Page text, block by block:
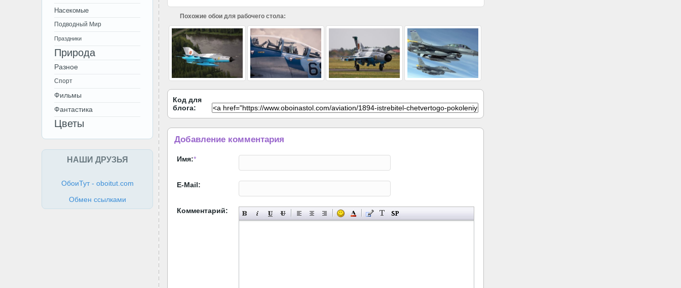
Похожие обои для рабочего стола:
Код для
блога:
Добавление комментария
Имя:*
E-Mail:
Комментарий:
Насекомые
Подводный Мир
Праздники
Природа
Разное
Спорт
Фильмы
Фантастика
Цветы
НАШИ ДРУЗЬЯ
ОбоиТут - oboitut.com
Обмен ссылками